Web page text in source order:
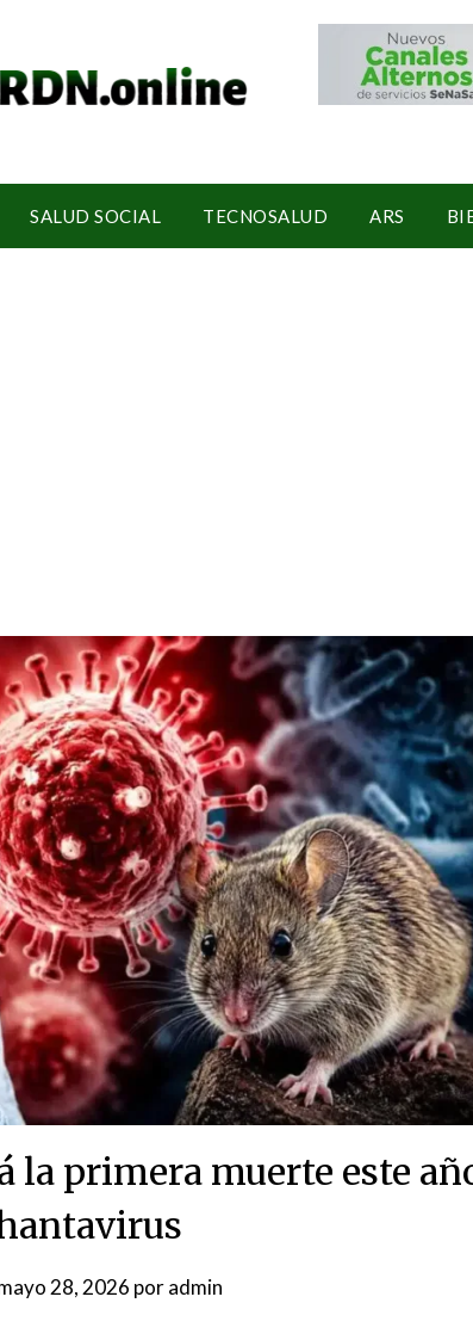
SALUD SOCIAL TECNOSALUD ARS
la primera muerte este
28, 2026 poradmin